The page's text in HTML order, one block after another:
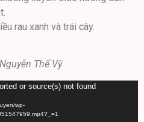
rau xanh và trái cây.
Thế Vỹ
or source(s) not found
wp-